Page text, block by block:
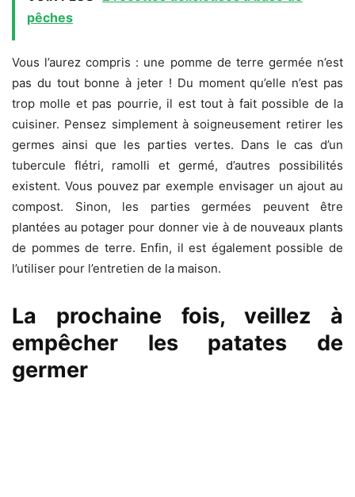
pêches
Vous l’aurez compris : une pomme de terre germée n’est
pas du tout bonne à jeter ! Du moment qu’elle n’est pas
trop molle et pas pourrie, il est tout à fait possible de la
cuisiner. Pensez simplement à soigneusement retirer les
germes ainsi que les parties vertes. Dans le cas d’un
tubercule flétri, ramolli et germé, d’autres possibilités
existent. Vous pouvez par exemple envisager un ajout au
compost. Sinon, les parties germées peuvent être
plantées au potager pour donner vie à de nouveaux plants
de pommes de terre. Enfin, il est également possible de
l’utiliser pour l’entretien de la maison.
La prochaine fois, veillez à
empêcher les patates de
germer